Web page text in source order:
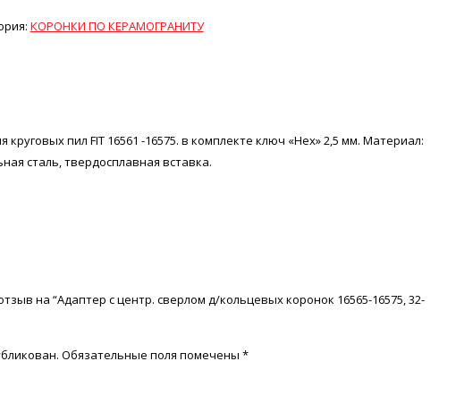
КОРОНКИ ПО КЕРАМОГРАНИТУ
пил FIT 16561 -16575. в комплекте ключ «Hex» 2,5 мм. Материал:
сталь, твердосплавная вставка.
на “Адаптер с центр. сверлом д/кольцевых коронок 16565-16575, 32-
Обязательные поля помечены*